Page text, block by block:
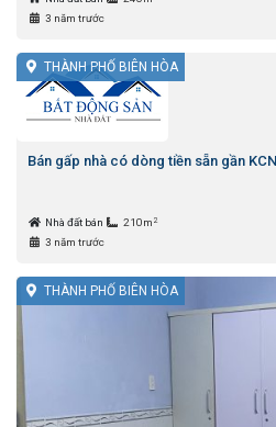
3 năm trước
THÀNH PHỐ BIÊN HÒA
Bán gấp nhà có dòng tiền sẵn gần
Nhà đất bán 210m 2
3 năm trước
THÀNH PHỐ BIÊN HÒA